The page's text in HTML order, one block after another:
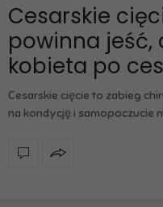
Cesarskie
powinna jeść,
kobieta po
Cesarskie cięcie to zabieg
na kondycję i samopoczucie